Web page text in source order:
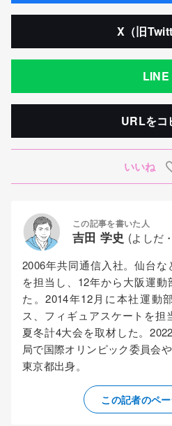
X（旧
LINE
URLをコ
いいね
この記事を書いた人
吉田 学史 (よしだ
2006年共同通信入社。仙台
を担当し、12年から大阪運
た。2014年12月に本社運動
ス、フィギュアスケートを担
夏冬計4大会を取材した。
局で国際オリンピック委員会
東京都出身。
この記者のペ